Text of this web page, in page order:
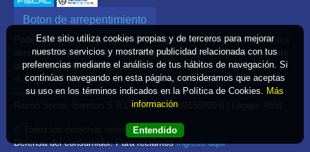
Boton de arrepentimiento
Podés cancelar tus compras* realizadas de forma online o telefonica
dentro de un plazo máximo de 10 días desde la fecha que realizaste
la compra. (Disp.954/2025)
*Según decreto 809/2024 las tarifas aéreas se rigen por política tarifaria de la
compañía aérea informada antes de la contratación
Razón Social: Brenton S.R.L. | CUIT: 30-69156900-0 | Legajo: 9551
© Todos los derechos reservados
Defensa del consumidor. Para reclamosingrese aquí
Este sitio utiliza cookies propias y de terceros para mejorar
nuestros servicios y mostrarte publicidad relacionada con tus
preferencias mediante el análisis de tus hábitos de navegación. Si
continúas navegando en esta página, consideramos que aceptas
su uso en los términos indicados en la Política de Cookies. Más
información
Entendido